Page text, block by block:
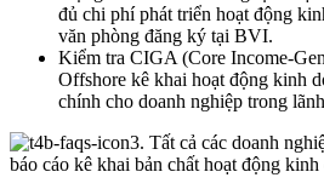
đủ chi phí phát triển hoạt động
văn phòng đăng ký tại BVI.
Kiểm tra CIGA (Core Income-
Offshore kê khai hoạt động kinh
chính cho doanh nghiệp trong
3. Tất cả các doanh
báo cáo kê khai bản chất hoạt động